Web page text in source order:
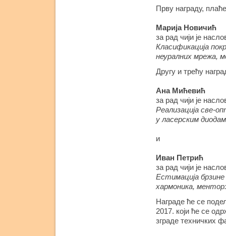
Прву награду,
Марија Новичић
за рад чији је
Класификација
неуралних мрежа,
Другу и трећу
Ана Мићевић
за рад чији је
Реализација све-
у ласерским
и
Иван Петрић
за рад чији је
Естимација
хармоника,
Награде ће се
2017. који ће се
зграде техничких